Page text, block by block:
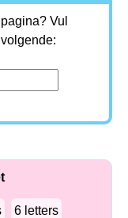
Vul
6 letters